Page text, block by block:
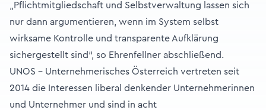
„Pflichtmitgliedschaft und Selbstverwaltung lassen sich
nur dann argumentieren, wenn im System selbst
wirksame Kontrolle und transparente Aufklärung
sichergestellt sind“, so Ehrenfellner abschließend.
UNOS - Unternehmerisches Österreich vertreten seit
2014 die Interessen liberal denkender Unternehmerinnen
und Unternehmer und sind in acht